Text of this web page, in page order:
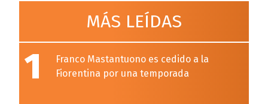
MÁS LEÍDAS
1
Franco Mastantuono es cedido a la
Fiorentina por una temporada